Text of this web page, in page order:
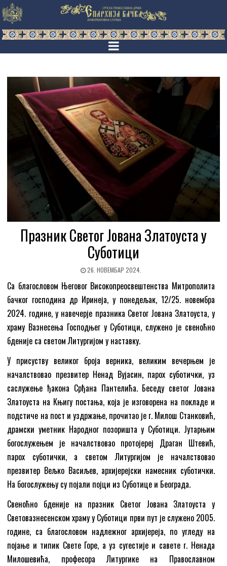
Празник Светог Јована Златоустa у
Суботици
26. НОВЕМБАР 2024.
Са благословом Његовог Високопреосвештенства Митрополита
бачког господина др Иринеја, у понедељак, 12/25. новембра
2024. године, у навечерје празника Светог Јована Златоустa, у
храму Вазнесења Господњег у Суботици, служено је свеноћно
бденије са светoм Литургијом у наставку.
У присуству великог броја верника, великим вечерњем је
началствовао презвитер Ненад Вујасин, парох суботички, уз
саслужење ђакона Срђана Пантелића. Беседу светог Јована
Златоуста на Књигу постања, која је изговорена на покладе и
подстиче на пост и уздржање, прочитао је г. Милош Станковић,
драмски уметник Народног позоришта у Суботици. Јутарњим
богослужењем је началствовао протојереј Драган Штевић,
парох суботички, а светом Литургијом је началствовао
презвитер Вељко Васиљев, архијерејски намесник суботички.
На богослужењу су појали појци из Суботице и Београда.
Свеноћно бденије на празник Светог Јована Златоуста у
Световазнесенском храму у Суботици први пут је служено 2005.
године, са благословом надлежног архијереја, по угледу на
појање и типик Свете Горе, а уз сугестије и савете г. Ненада
Милошевића, професора Литургике на Православном